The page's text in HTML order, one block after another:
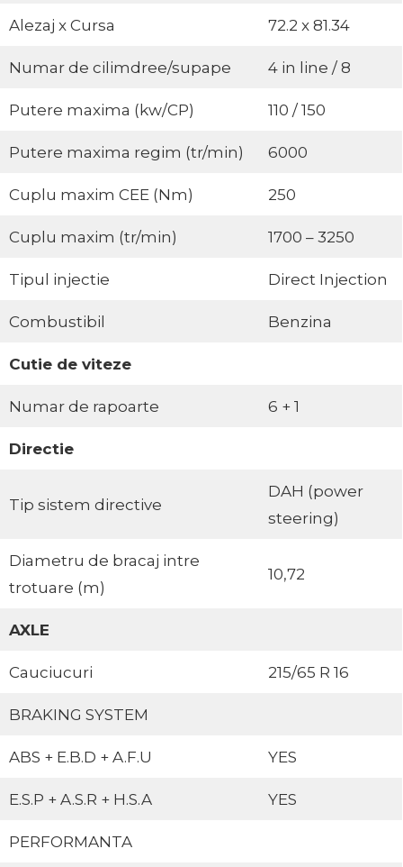
Alezaj x Cursa 72.2 x 81.34
Numar de cilimdree/supape 4 in line / 8
Putere maxima (kw/CP) 110 / 150
Putere maxima regim (tr/min) 6000
Cuplu maxim CEE (Nm) 250
Cuplu maxim (tr/min) 1700 – 3250
Tipul injectie Direct Injection
Combustibil Benzina
Cutie de viteze
Numar de rapoarte 6 + 1
Directie
Tip sistem directive
DAH (power
steering)
Diametru de bracaj intre
trotuare (m)
10,72
AXLE
Cauciucuri 215/65 R 16
BRAKING SYSTEM
ABS + E.B.D + A.F.U YES
E.S.P + A.S.R + H.S.A YES
PERFORMANTA